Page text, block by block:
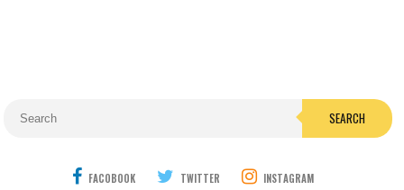
SEARCH
FACOBOOK TWITTER INSTAGRAM